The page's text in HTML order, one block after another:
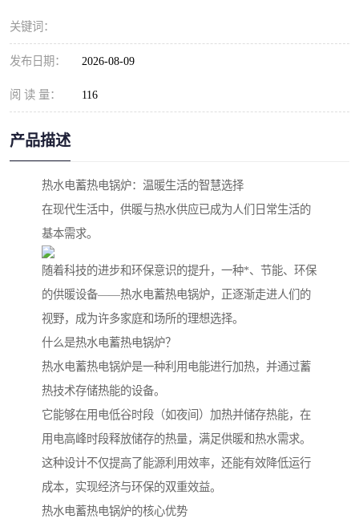
关键词：
发布日期： 2026-08-09
阅 读 量： 116
产品描述
热水电蓄热电锅炉：温暖生活的智慧选择
在现代生活中，供暖与热水供应已成为人们日常生活的
基本需求。
随着科技的进步和环保意识的提升，一种*、节能、环保
的供暖设备——热水电蓄热电锅炉，正逐渐走进人们的
视野，成为许多家庭和场所的理想选择。
什么是热水电蓄热电锅炉？
热水电蓄热电锅炉是一种利用电能进行加热，并通过蓄
热技术存储热能的设备。
它能够在用电低谷时段（如夜间）加热并储存热能，在
用电高峰时段释放储存的热量，满足供暖和热水需求。
这种设计不仅提高了能源利用效率，还能有效降低运行
成本，实现经济与环保的双重效益。
热水电蓄热电锅炉的核心优势